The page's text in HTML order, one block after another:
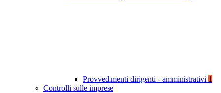
Provvedimenti dirigenti - amministrativi 1
Controlli sulle imprese